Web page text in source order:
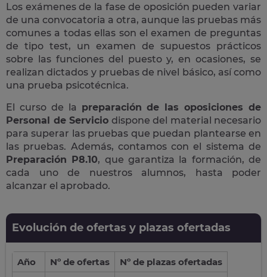
Los exámenes de la fase de oposición pueden variar
de una convocatoria a otra, aunque las pruebas más
comunes a todas ellas son el examen de preguntas
de tipo test, un examen de supuestos prácticos
sobre las funciones del puesto y, en ocasiones, se
realizan dictados y pruebas de nivel básico, así como
una prueba psicotécnica.
El curso de la preparación de las oposiciones de
Personal de Servicio dispone del material necesario
para superar las pruebas que puedan plantearse en
las pruebas. Además, contamos con el sistema de
Preparación P8.10, que garantiza la formación, de
cada uno de nuestros alumnos, hasta poder
alcanzar el aprobado.
Evolución de ofertas y plazas ofertadas
Año Nº de ofertas
Nº de plazas ofertadas